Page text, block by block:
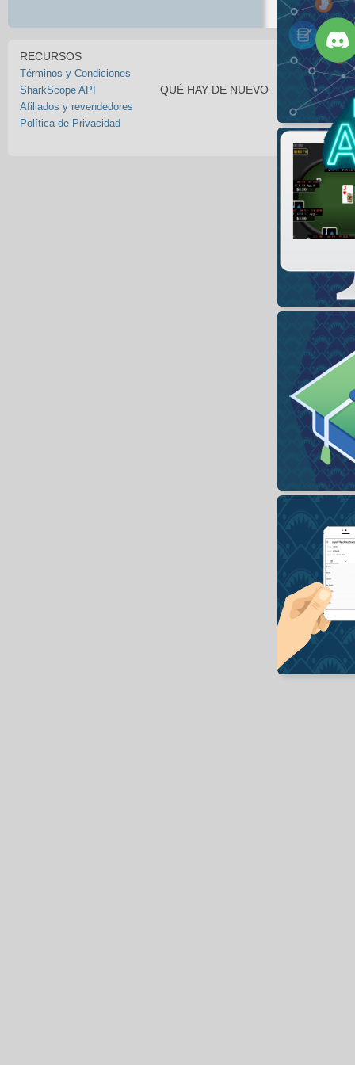
RECURSOS
Términos y Condiciones
SharkScope API
Afiliados y revendedores
Política de Privacidad
QUÉ HAY DE NUEVO